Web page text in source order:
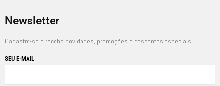
Newsletter
Cadastre-se e receba novidades, promoções e descontos especiais.
SEU E-MAIL